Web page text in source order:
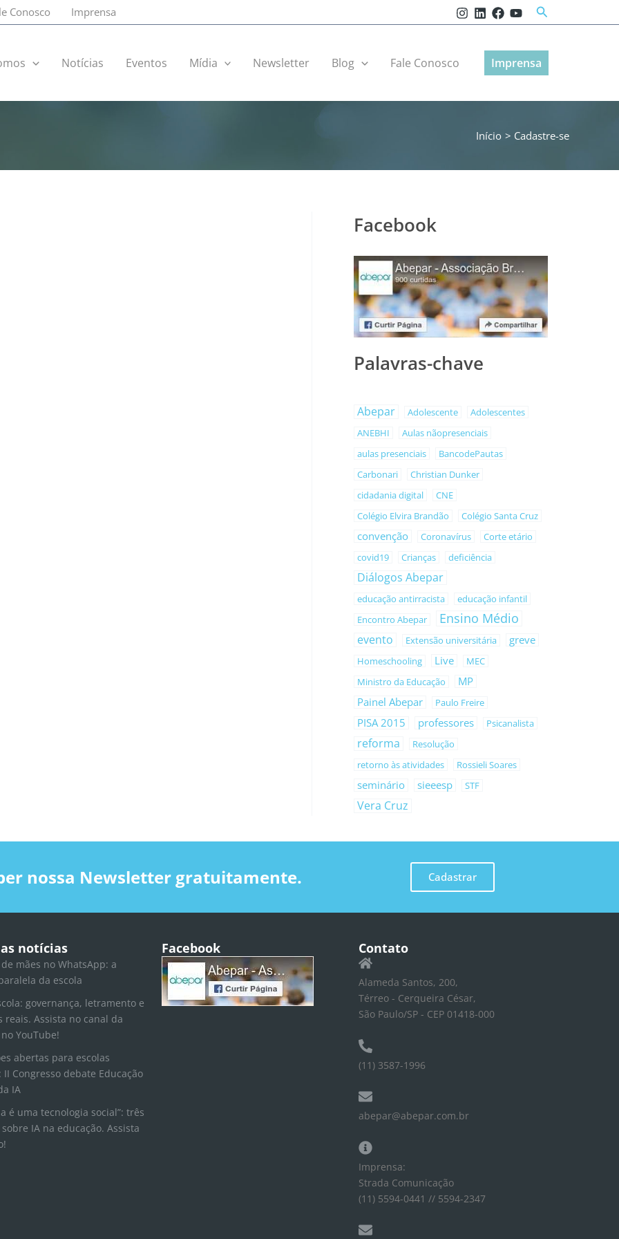
Conosco Imprensa Pesquisar
Notícias Eventos Mídia Newsletter Blog Fale Conosco Imprensa
Início Cadastre-se
Facebook
Palavras-chave
Abepar Adolescente
Adolescentes
ANEBHI
Aulas nãopresenciais
aulas presenciais
BancodePautas
Carbonari
Christian Dunker
cidadania digital
CNE
Colégio Elvira Brandão
Colégio Santa Cruz
convenção Coronavírus
Corte etário
covid19
Crianças deficiência
Diálogos Abepar
educação antirracista
educação infantil
Encontro Abepar
Ensino Médio
evento Extensão universitária greve
Homeschooling Live
MEC
Ministro da Educação
MP
Painel Abepar
Paulo Freire
PISA 2015 professores Psicanalista
reforma
Resolução
retorno às atividades
Rossieli Soares
seminário sieeesp STF
Vera Cruz
nossa Newsletter gratuitamente. Cadastrar
notícias
mães no WhatsApp: a
da escola
governança, letramento e
reais. Assista no canal da
YouTube!
abertas para escolas
II Congresso debate Educação
IA
é uma tecnologia social”: três
IA na educação. Assista
Facebook Contato
Alameda Santos, 200,
Térreo - Cerqueira César,
São Paulo/SP - CEP 01418-000
(11) 3587-1996
abepar@abepar.com.br
Imprensa:
Strada Comunicação
(11) 5594-0441 // 5594-2347